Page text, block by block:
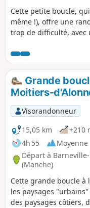
Cette petite boucle,
même !), offre une
trop de difficulté, avec
sympathique
normands, mais
fréquentée) et des
haies, en mode
conseillée. La boucle
endroits !
Grande
Moitiers-
Visorandonneur
15,05 km
+210
4h 55
Moyenne
Départ à
(Manche)
Cette grande boucle à
les paysages
des paysages côtiers,